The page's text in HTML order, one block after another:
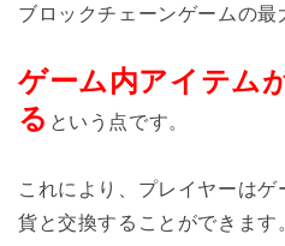
ブロックチェーンゲームの最
ゲーム内アイテム
る という点です。
これにより、プレイヤーは
貨と交換することができます